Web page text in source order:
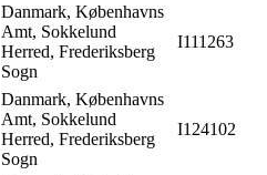
Danmark, Københavns
Amt, Sokkelund
Herred, Frederiksberg
Sogn
I111263
Danmark, Københavns
Amt, Sokkelund
Herred, Frederiksberg
Sogn
I124102